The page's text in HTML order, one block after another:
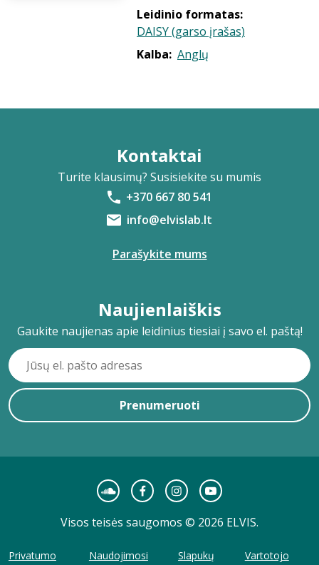
Leidinio formatas:
DAISY (garso įrašas)
Kalba: Anglų
Kontaktai
Turite klausimų? Susisiekite su mumis
+370 667 80 541
info@elvislab.lt
Parašykite mums
Naujienlaiškis
Gaukite naujienas apie leidinius tiesiai į savo el. paštą!
Prenumeruoti
Visos teisės saugomos © 2026 ELVIS.
Privatumo
Naudojimosi
Slapukų
Vartotojo